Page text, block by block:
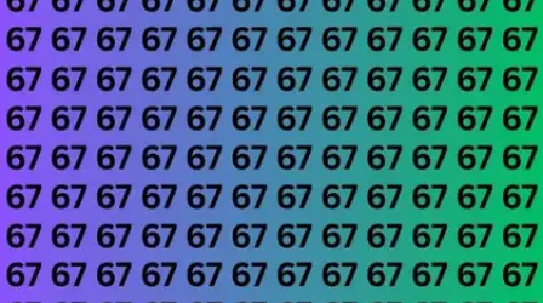
​क्या आपकी नजरों में है तेज​
क्या आपकी नजरें इस चैलेंज को पूरा करने के लिए तेज हैं।